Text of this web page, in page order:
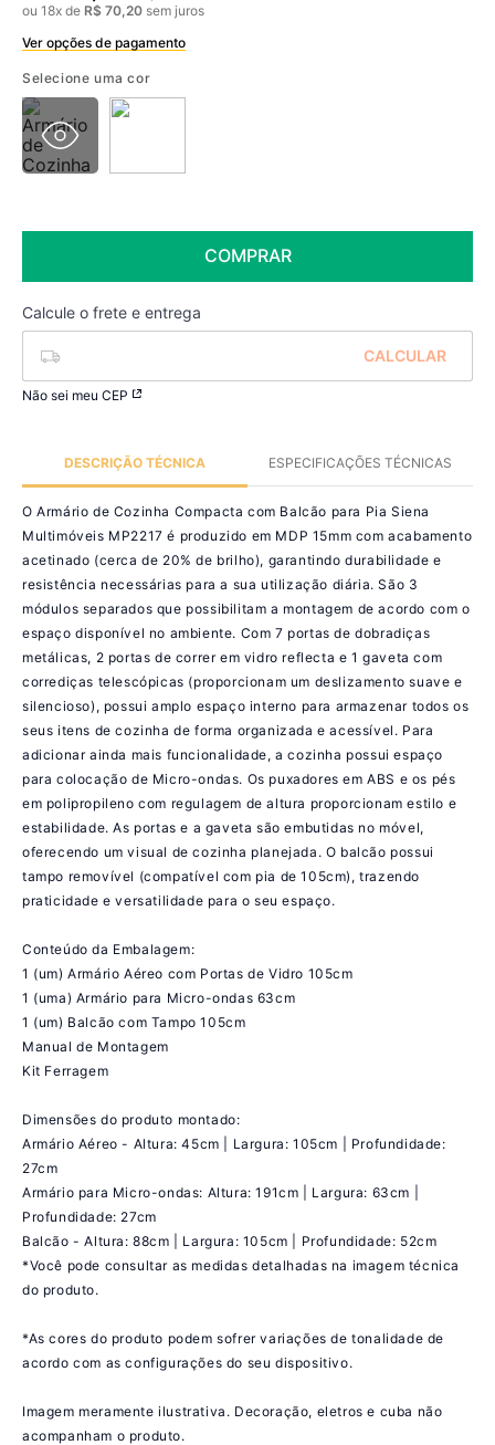
ou 18x de R$ 70 20 sem juros
Ver opções de pagamento
Boleto
R$ 1.044,99 à vista no Boleto
Você economiza
Selecione uma cor
COMPRAR
Não sei meu CEP
DESCRIÇÃO TÉCNICA ESPECIFICAÇÕES TÉCNICAS
O Armário de Cozinha Compacta com Balcão para Pia Siena
Multimóveis MP2217 é produzido em MDP 15mm com acabamento
acetinado (cerca de 20% de brilho), garantindo durabilidade e
resistência necessárias para a sua utilização diária. São 3
módulos separados que possibilitam a montagem de acordo com o
espaço disponível no ambiente. Com 7 portas de dobradiças
metálicas, 2 portas de correr em vidro reflecta e 1 gaveta com
corrediças telescópicas (proporcionam um deslizamento suave e
silencioso), possui amplo espaço interno para armazenar todos os
seus itens de cozinha de forma organizada e acessível. Para
adicionar ainda mais funcionalidade, a cozinha possui espaço
para colocação de Micro-ondas. Os puxadores em ABS e os pés
em polipropileno com regulagem de altura proporcionam estilo e
estabilidade. As portas e a gaveta são embutidas no móvel,
oferecendo um visual de cozinha planejada. O balcão possui
tampo removível (compatível com pia de 105cm), trazendo
praticidade e versatilidade para o seu espaço.
Conteúdo da Embalagem:
1 (um) Armário Aéreo com Portas de Vidro 105cm
1 (uma) Armário para Micro-ondas 63cm
1 (um) Balcão com Tampo 105cm
Manual de Montagem
Kit Ferragem
Dimensões do produto montado:
Armário Aéreo - Altura: 45cm | Largura: 105cm | Profundidade:
27cm
Armário para Micro-ondas: Altura: 191cm | Largura: 63cm |
Profundidade: 27cm
Balcão - Altura: 88cm | Largura: 105cm | Profundidade: 52cm
*Você pode consultar as medidas detalhadas na imagem técnica
do produto.
*As cores do produto podem sofrer variações de tonalidade de
acordo com as configurações do seu dispositivo.
Imagem meramente ilustrativa. Decoração, eletros e cuba não
acompanham o produto.